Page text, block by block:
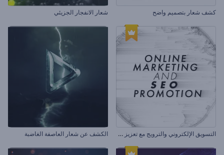
كشف شعار بتصميم واضح شعار الانفجار الجزيئي
ا
لتسويق الإلكتروني والترويج مع تعزيز محرك البحث الكشف عن شعار العاصفة الغاضبة